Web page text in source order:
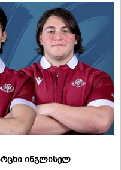
ინგლისელ